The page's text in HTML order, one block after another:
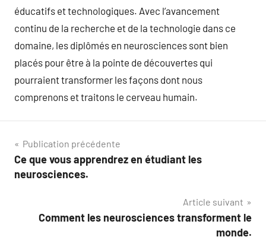
éducatifs et technologiques. Avec l’avancement
continu de la recherche et de la technologie dans ce
domaine, les diplômés en neurosciences sont bien
placés pour être à la pointe de découvertes qui
pourraient transformer les façons dont nous
comprenons et traitons le cerveau humain.
Navigation
de
Publication précédente
Ce que vous apprendrez en étudiant les
neurosciences.
Article suivant
Comment les neurosciences transforment le
monde.